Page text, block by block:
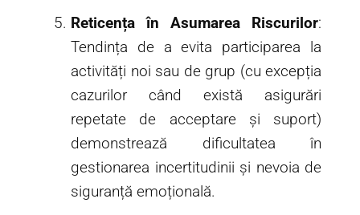
Reticența în Asumarea Riscurilor:
Tendința de a evita participarea la
activități noi sau de grup (cu excepția
cazurilor când există asigurări
repetate de acceptare și suport)
demonstrează dificultatea în
gestionarea incertitudinii și nevoia de
siguranță emoțională.